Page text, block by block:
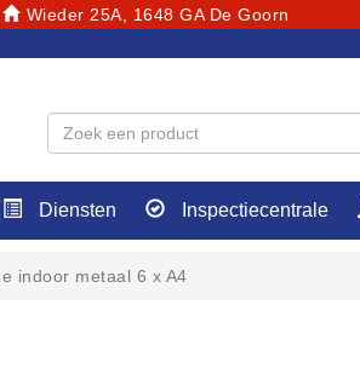
Wieder 25A, 1648 GA De Goorn
Diensten Inspectiecentrale
indoor metaal 6 x A4